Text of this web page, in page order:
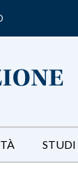
STUDI